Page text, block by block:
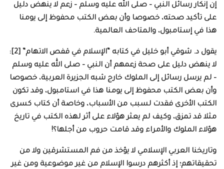
إن إنكار رسائل النبي – صلى الله عليه وسلم – زعم لا ينهض دليل
على تأكيد صحته، خصوصا وأن بعض الكتب محفوظ إلى يومنا
هذا في إستامبول، والمتاحف العالمية.
يقول د. شوقي أبو خليل في كتابه “الإسلام في قفص الاتهام” [2]:
لا ينهض دليل على صحة زعمهم أن النبي – صلى الله عليه وسلم
– لم يرسل رسائل إلى الملوك خارج شبه الجزيرة العربية، خصوصا
وأن بعض الكتب محفوظ إلى يومنا هذا في استامبول، وقد تكون
الكتب الأخرى فقدت لسبب من الأسباب، وخاصة أن كتاب كسرى
مثلا قد تمزق، وكيف لم يعثر هؤلاء على أثر لهذه الكتب في تاريخ
هؤلاء الملوك والأمراء وقد قامت حروب من أجلها؟!
وتاريخنا العربي الإسلامي لا يؤخذ من فم المستشرقين ولا من
تحقيقاتهم؛ إذ أكثرهم درسوا الإسلام من غير موضوعية ومن غير